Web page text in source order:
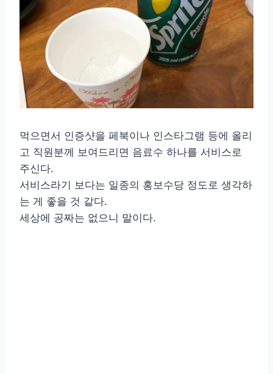
먹으면서 인증샷을 페북이나 인스타그램 등에 올리
고 직원분께 보여드리면 음료수 하나를 서비스로
주신다.
서비스라기 보다는 일종의 홍보수당 정도로 생각하
는 게 좋을 것 같다.
세상에 공짜는 없으니 말이다.